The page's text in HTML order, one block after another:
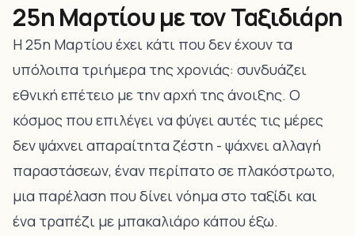
25η Μαρτίου με τον Ταξιδιάρη
Η 25η Μαρτίου έχει κάτι που δεν έχουν τα
υπόλοιπα τριήμερα της χρονιάς: συνδυάζει
εθνική επέτειο με την αρχή της άνοιξης. Ο
κόσμος που επιλέγει να φύγει αυτές τις μέρες
δεν ψάχνει απαραίτητα ζέστη - ψάχνει αλλαγή
παραστάσεων, έναν περίπατο σε πλακόστρωτο,
μια παρέλαση που δίνει νόημα στο ταξίδι και
ένα τραπέζι με μπακαλιάρο κάπου έξω.